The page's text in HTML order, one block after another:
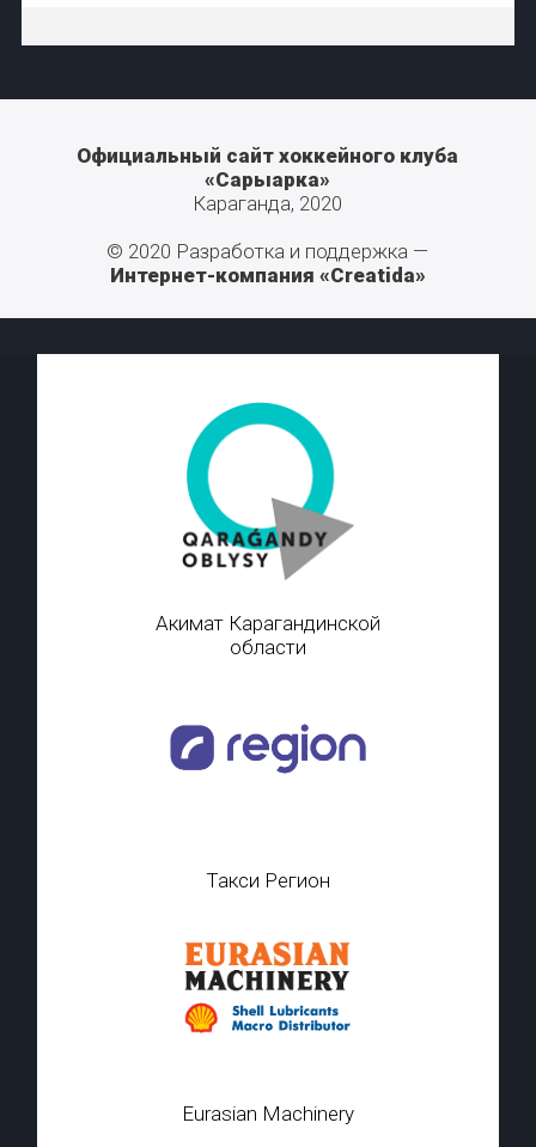
Официальный сайт хоккейного клуба
«Сарыарка»
Караганда, 2020
© 2020 Разработка и поддержка —
Интернет-компания «Creatida»
Акимат Карагандинской
области
Такси Регион
Eurasian Machinery